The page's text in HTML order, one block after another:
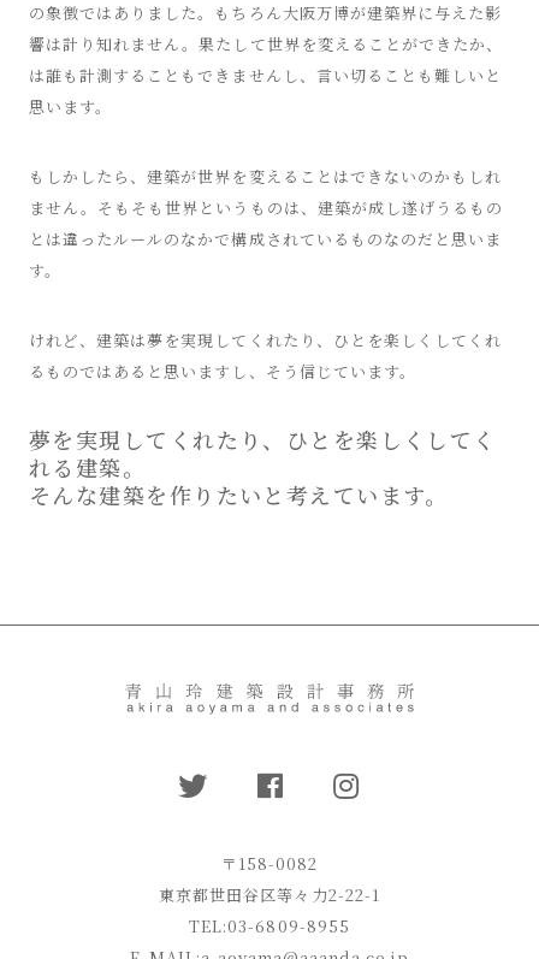
の象徴ではありました。もちろん大阪万博が建築界に与えた影
響は計り知れません。果たして世界を変えることができたか、
は誰も計測することもできませんし、言い切ることも難しいと
思います。
もしかしたら、建築が世界を変えることはできないのかもしれ
ません。そもそも世界というものは、建築が成し遂げうるもの
とは違ったルールのなかで構成されているものなのだと思いま
す。
けれど、建築は夢を実現してくれたり、ひとを楽しくしてくれ
るものではあると思いますし、そう信じています。
夢を実現してくれたり、ひとを楽しくしてく
れる建築。
そんな建築を作りたいと考えています。
〒158-0082
東京都世田谷区等々力2-22-1
TEL:03-6809-8955